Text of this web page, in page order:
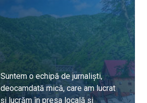
Suntem o echipă de jurnaliști,
deocamdată mică, care am lucrat
și lucrăm în presa locală și